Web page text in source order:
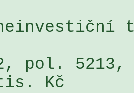
pol. 5213,
Kč